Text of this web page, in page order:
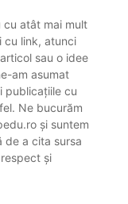
cu atât mai mult
cu link, atunci
sau o idee
am asumat
publicațiile cu
Ne bucurăm
și suntem
de a cita sursa
și